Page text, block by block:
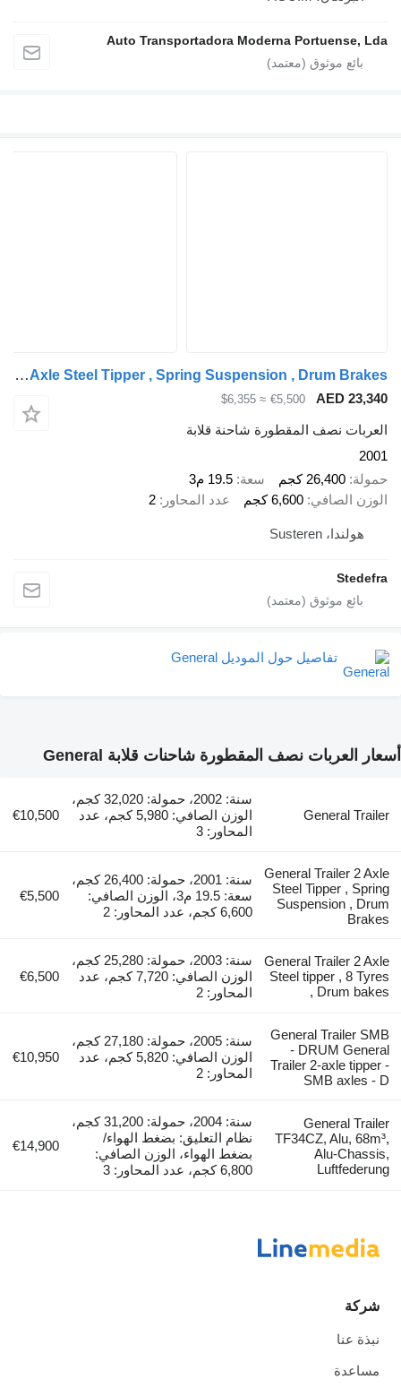
Auto Transportadora Moderna Portuense, Lda
General Trailer 2 Axle Steel Tipper , Spring Suspension , Drum Brakes
AED 23,340
€5,500
≈ $6,355
العربات نصف المقطورة شاحنة قلابة
2001
حمولة 26,400 كجم سعة 19.5 م3
الوزن الصافي 6,600 كجم عدد المحاور 2
هولندا، Susteren
Stedefra
تفاصيل حول الموديل General
أسعار العربات نصف المقطورة شاحنات قلابة General
General Trailer
سنة: 2002، حمولة: 32,020 كجم،
الوزن الصافي: 5,980 كجم، عدد
المحاور: 3
€10,500
General Trailer 2 Axle
Steel Tipper , Spring
Suspension , Drum
Brakes
سنة: 2001، حمولة: 26,400 كجم،
سعة: 19.5 م3، الوزن الصافي:
6,600 كجم، عدد المحاور: 2
€5,500
General Trailer 2 Axle
Steel tipper , 8 Tyres
, Drum bakes
سنة: 2003، حمولة: 25,280 كجم،
الوزن الصافي: 7,720 كجم، عدد
المحاور: 2
€6,500
General Trailer SMB
- DRUM General
Trailer 2-axle tipper -
SMB axles - D
سنة: 2005، حمولة: 27,180 كجم،
الوزن الصافي: 5,820 كجم، عدد
المحاور: 2
€10,950
General Trailer
TF34CZ, Alu, 68m³,
Alu-Chassis,
Luftfederung
سنة: 2004، حمولة: 31,200 كجم،
نظام التعليق: بضغط الهواء/
بضغط الهواء، الوزن الصافي:
6,800 كجم، عدد المحاور: 3
€14,900
شركة
نبذة عنا
مساعدة